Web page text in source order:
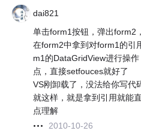
dai821
单击form1按钮，弹出form2
在form2中拿到对form1的引
m1的DataGridView进行操
点，直接setfouces就好了
VS刚卸载了，没法给你写代
就这样，就是拿到引用就能
点理解
2010-10-26